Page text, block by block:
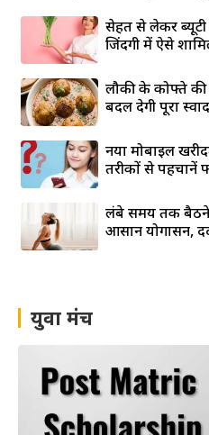
सेहत से लेकर ब्यूटी
जिंदगी में ऐसे
लौकी के कोफ्ते की
बदल देगी पूरा स्वाद
नया मोबाइल
तरीकों से पहचानें
लंबे समय तक बैठने
आसान योगासन,
युवा मंच